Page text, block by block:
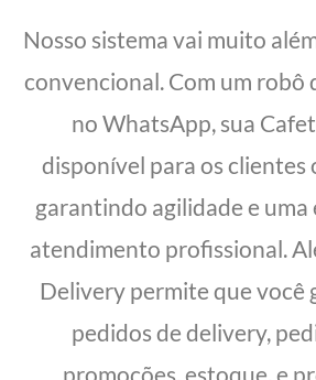
Nosso sistema vai muito
convencional. Com um robô
no WhatsApp, sua
disponível para os clientes
garantindo agilidade e uma
atendimento profissional.
Delivery permite que você
pedidos de delivery,
promoções, estoque, e